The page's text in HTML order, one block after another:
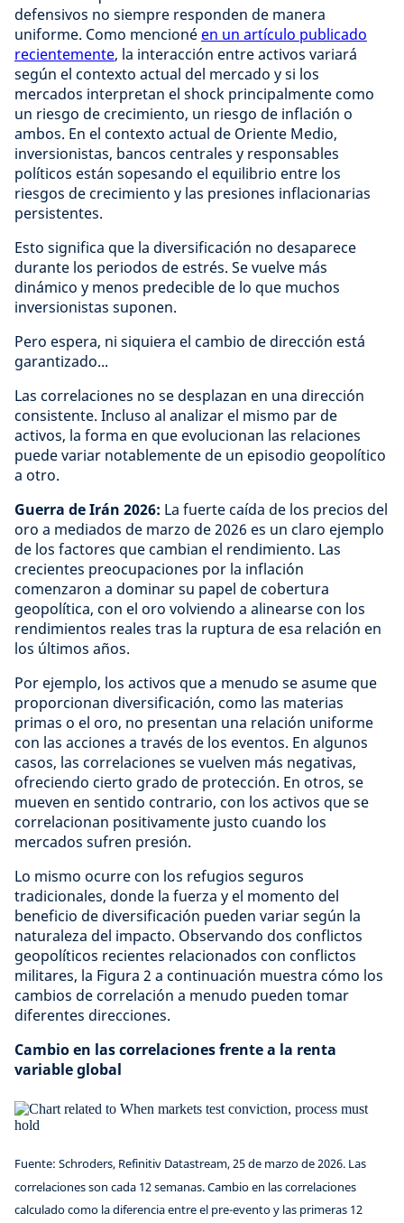
defensivos no siempre responden de manera
uniforme. Como mencioné en un artículo publicado
recientemente, la interacción entre activos variará
según el contexto actual del mercado y si los
mercados interpretan el shock principalmente como
un riesgo de crecimiento, un riesgo de inflación o
ambos. En el contexto actual de Oriente Medio,
inversionistas, bancos centrales y responsables
políticos están sopesando el equilibrio entre los
riesgos de crecimiento y las presiones inflacionarias
persistentes.
Esto significa que la diversificación no desaparece
durante los periodos de estrés. Se vuelve más
dinámico y menos predecible de lo que muchos
inversionistas suponen.
Pero espera, ni siquiera el cambio de dirección está
garantizado...
Las correlaciones no se desplazan en una dirección
consistente. Incluso al analizar el mismo par de
activos, la forma en que evolucionan las relaciones
puede variar notablemente de un episodio geopolítico
a otro.
Guerra de Irán 2026: La fuerte caída de los precios del
oro a mediados de marzo de 2026 es un claro ejemplo
de los factores que cambian el rendimiento. Las
crecientes preocupaciones por la inflación
comenzaron a dominar su papel de cobertura
geopolítica, con el oro volviendo a alinearse con los
rendimientos reales tras la ruptura de esa relación en
los últimos años.
Por ejemplo, los activos que a menudo se asume que
proporcionan diversificación, como las materias
primas o el oro, no presentan una relación uniforme
con las acciones a través de los eventos. En algunos
casos, las correlaciones se vuelven más negativas,
ofreciendo cierto grado de protección. En otros, se
mueven en sentido contrario, con los activos que se
correlacionan positivamente justo cuando los
mercados sufren presión.
Lo mismo ocurre con los refugios seguros
tradicionales, donde la fuerza y el momento del
beneficio de diversificación pueden variar según la
naturaleza del impacto. Observando dos conflictos
geopolíticos recientes relacionados con conflictos
militares, la Figura 2 a continuación muestra cómo los
cambios de correlación a menudo pueden tomar
diferentes direcciones.
Cambio en las correlaciones frente a la renta
variable global
Fuente: Schroders, Refinitiv Datastream, 25 de marzo de 2026. Las
correlaciones son cada 12 semanas. Cambio en las correlaciones
calculado como la diferencia entre el pre-evento y las primeras 12